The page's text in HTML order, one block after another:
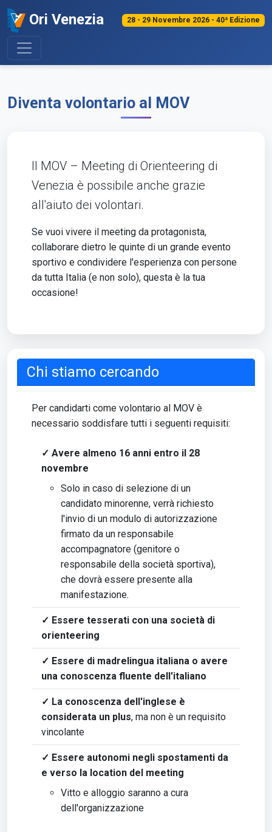
Ori Venezia 28 - 29 Novembre 2026 - 40ª Edizione
Diventa volontario al MOV
Il MOV – Meeting di Orienteering di
Venezia è possibile anche grazie
all'aiuto dei volontari.
Se vuoi vivere il meeting da protagonista,
collaborare dietro le quinte di un grande evento
sportivo e condividere l'esperienza con persone
da tutta Italia (e non solo), questa è la tua
occasione!
Chi stiamo cercando
Per candidarti come volontario al MOV è
necessario soddisfare tutti i seguenti requisiti:
✓ Avere almeno 16 anni entro il 28
novembre
Solo in caso di selezione di un
candidato minorenne, verrà richiesto
l'invio di un modulo di autorizzazione
firmato da un responsabile
accompagnatore (genitore o
responsabile della società sportiva),
che dovrà essere presente alla
manifestazione.
✓ Essere tesserati con una società di
orienteering
✓ Essere di madrelingua italiana o avere
una conoscenza fluente dell'italiano
✓ La conoscenza dell'inglese è
considerata un plus, ma non è un requisito
vincolante
✓ Essere autonomi negli spostamenti da
e verso la location del meeting
Vitto e alloggio saranno a cura
dell'organizzazione